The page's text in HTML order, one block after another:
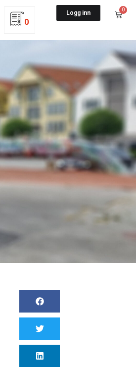
0
Logg inn 0